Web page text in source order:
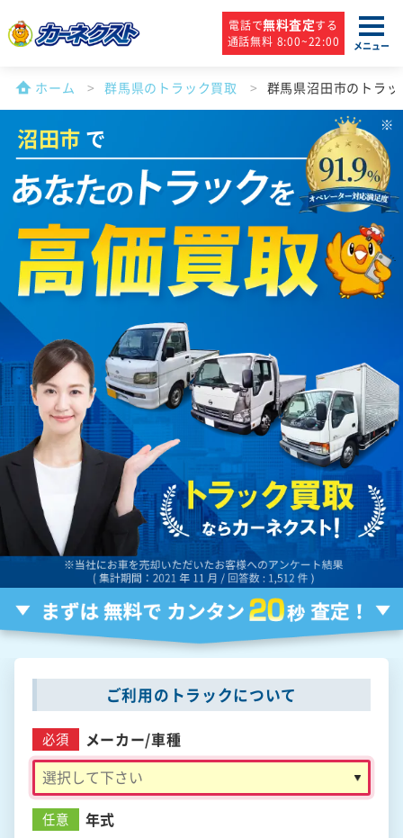
電話で無料査定する
通話無料 8:00~22:00
メニュー
ホーム 群馬県のトラック買取 群馬県沼田市のトラ
沼田市 で
ご利用のトラックについて
必須 メーカー/車種
任意 年式